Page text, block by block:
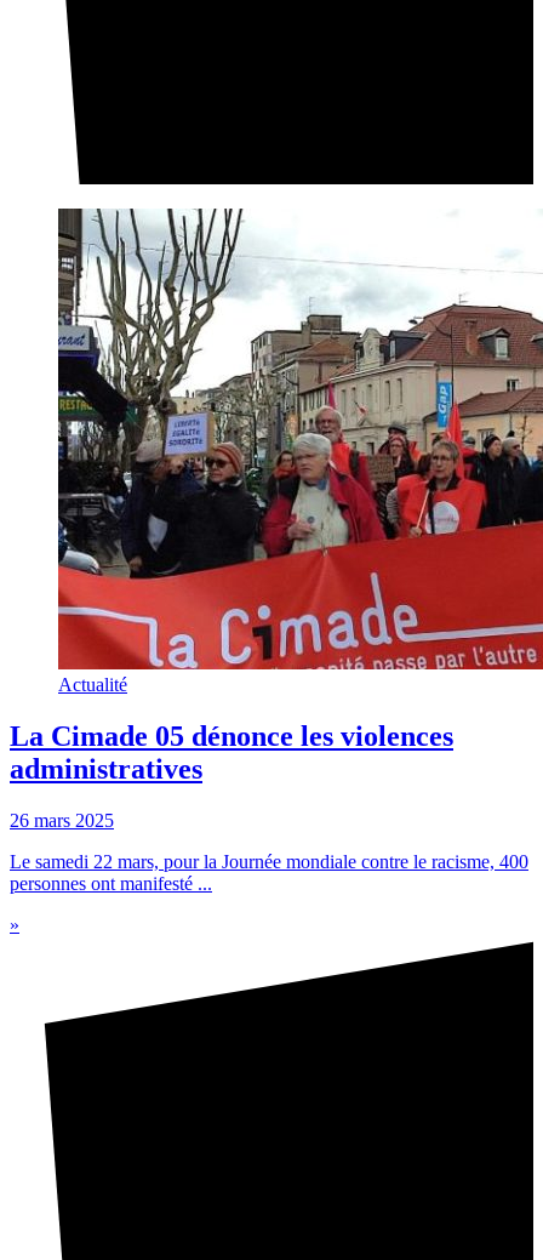
Actualité
La Cimade 05 dénonce les violences
administratives
26 mars 2025
Le samedi 22 mars, pour la Journée mondiale contre le racisme, 400
personnes ont manifesté ...
»